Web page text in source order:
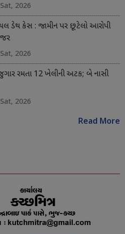
2026
ડેથ કેસ : જામીન પર છૂટેલો આરોપી
2026
રમતા 12 ખેલીની અટક; બે નાસી
2026
Read More